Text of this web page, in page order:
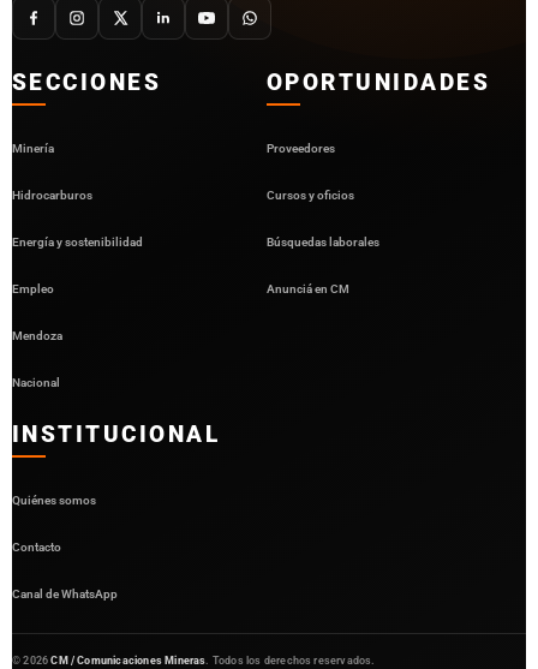
SECCIONES
Minería
Hidrocarburos
Energía y sostenibilidad
Empleo
Mendoza
Nacional
OPORTUNIDADES
Proveedores
Cursos y oficios
Búsquedas laborales
Anunciá en CM
INSTITUCIONAL
Quiénes somos
Contacto
Canal de WhatsApp
©2026 CM / Comunicaciones Mineras . Todos los derechos reservados.